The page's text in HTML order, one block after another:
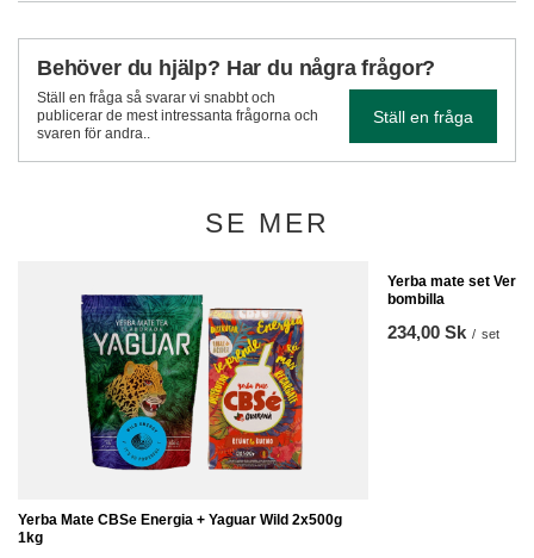
Behöver du hjälp? Har du några frågor?
Ställ en fråga så svarar vi snabbt och
publicerar de mest intressanta frågorna och
svaren för andra..
Ställ en fråga
SE MER
Yerba Mate CBSe Energia + Yaguar Wild 2x500g
1kg
Yerba mate set
bombilla
234,00 Sk / set